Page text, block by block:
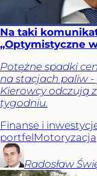
Na taki
„Optymistyczne
Potężne spadki
na stacjach paliw
Kierowcy odczują
tygodniu.
Finanse i
portfelMotoryzacja
Radosław